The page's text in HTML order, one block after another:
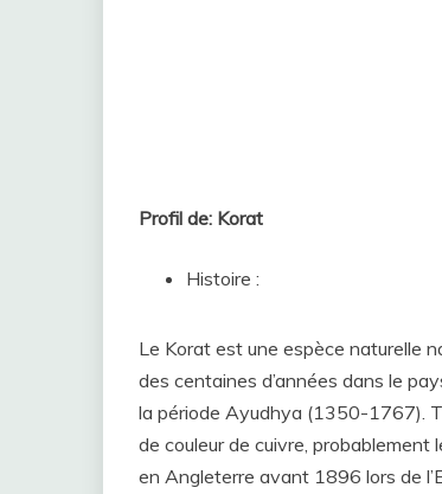
Profil de: Korat
Histoire :
Le Korat est une espèce naturelle
des centaines d’années dans le
la période Ayudhya (1350-1767).
de couleur de cuivre,
en Angleterre avant 1896 lors de